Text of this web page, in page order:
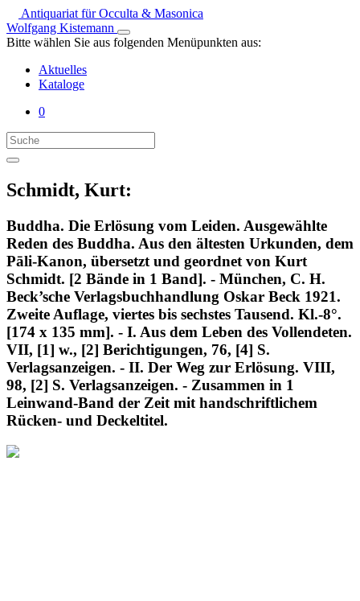
Antiquariat für Occulta & Masonica
Wolfgang Kistemann
Bitte wählen Sie aus folgenden Menüpunkten aus:
Aktuelles
Kataloge
0
Schmidt, Kurt:
Buddha. Die Erlösung vom Leiden. Ausgewählte
Reden des Buddha. Aus den ältesten Urkunden, dem
Pāli-Kanon, übersetzt und geordnet von Kurt
Schmidt. [2 Bände in 1 Band]. - München, C. H.
Beck’sche Verlagsbuchhandlung Oskar Beck 1921.
Zweite Auflage, viertes bis sechstes Tausend. Kl.-8°.
[174 x 135 mm]. - I. Aus dem Leben des Vollendeten.
VII, [1] w., [2] Berichtigungen, 76, [4] S.
Verlagsanzeigen. - II. Der Weg zur Erlösung. VIII,
98, [2] S. Verlagsanzeigen. - Zusammen in 1
Leinwand-Band der Zeit mit handschriftlichem
Rücken- und Deckeltitel.